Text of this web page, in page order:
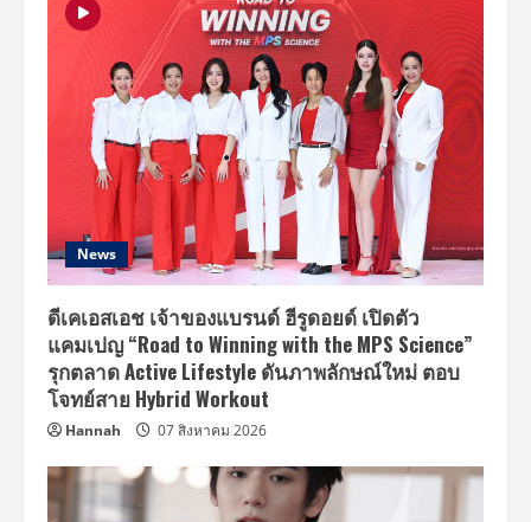
เตรียม
พบ
กัน
ใน“YDPP
LOVE
IT
LIVE
IT
IN
BANGKOK
2018”
News
ดีเคเอสเอช เจ้าของแบรนด์ ฮีรูดอยด์ เปิดตัว
แคมเปญ “Road to Winning with the MPS Science”
รุกตลาด Active Lifestyle ดันภาพลักษณ์ใหม่ ตอบ
โจทย์สาย Hybrid Workout
Hannah 07 สิงหาคม 2026